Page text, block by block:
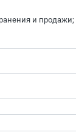
и продажи;